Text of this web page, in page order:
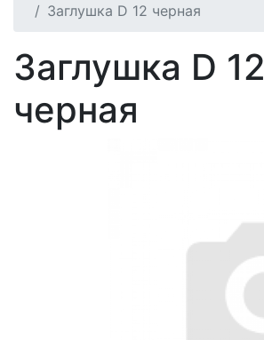
Заглушка D 12 черная
Заглушка D 12
черная